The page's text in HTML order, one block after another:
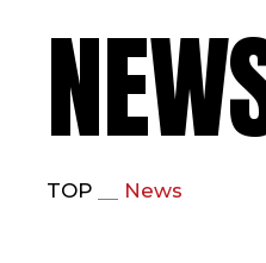
TOP News